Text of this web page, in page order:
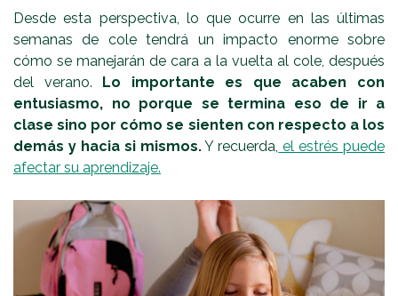
Desde esta perspectiva, lo que ocurre en las últimas
semanas de cole tendrá un impacto enorme sobre
cómo se manejarán de cara a la vuelta al cole, después
del verano. Lo importante es que acaben con
entusiasmo, no porque se termina eso de ir a
clase sino por cómo se sienten con respecto a los
demás y hacia si mismos.Y recuerda, el estrés puede
afectar su aprendizaje.